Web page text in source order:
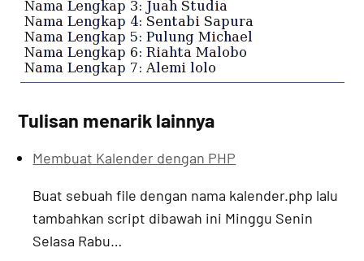
Tulisan menarik lainnya
Membuat Kalender dengan PHP
Buat sebuah file dengan nama kalender.php lalu
tambahkan script dibawah ini Minggu Senin
Selasa Rabu…